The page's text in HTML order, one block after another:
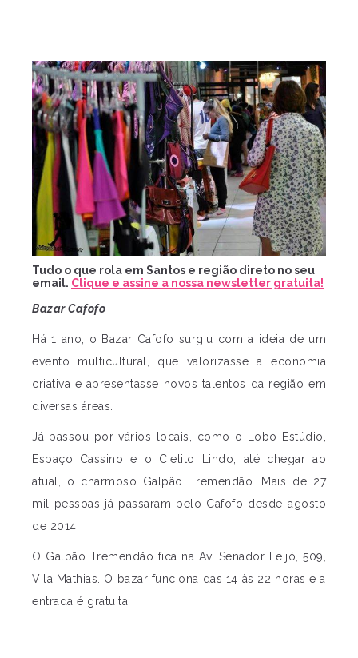
Tudo o que rola em Santos e região direto no seu
email. Clique e assine a nossa newsletter gratuita!
Bazar Cafofo
Há 1 ano, o Bazar Cafofo surgiu com a ideia de um
evento multicultural, que valorizasse a economia
criativa e apresentasse novos talentos da região em
diversas áreas.
Já passou por vários locais, como o Lobo Estúdio,
Espaço Cassino e o Cielito Lindo, até chegar ao
atual, o charmoso Galpão Tremendão. Mais de 27
mil pessoas já passaram pelo Cafofo desde agosto
de 2014.
O Galpão Tremendão fica na Av. Senador Feijó, 509,
Vila Mathias. O bazar funciona das 14 às 22 horas e a
entrada é gratuita.